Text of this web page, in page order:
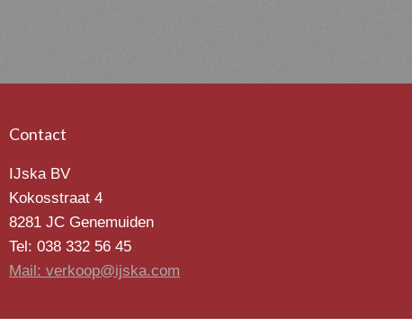
Contact
IJska BV
Kokosstraat 4
8281 JC Genemuiden
Tel: 038 332 56 45
Mail: verkoop@ijska.com